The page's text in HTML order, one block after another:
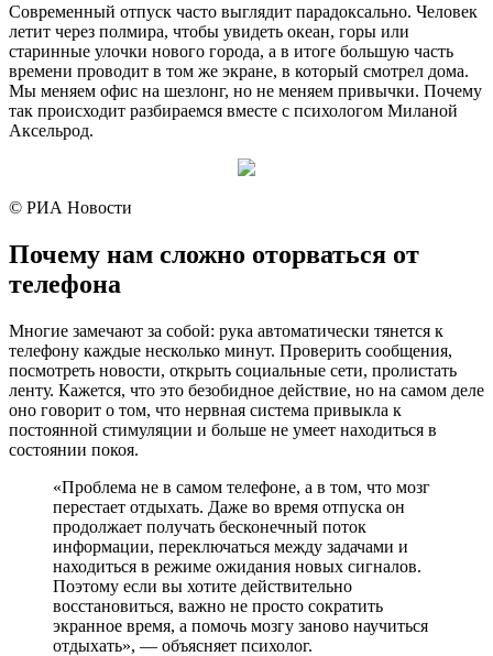
Современный отпуск часто выглядит парадоксально. Человек
летит через полмира, чтобы увидеть океан, горы или
старинные улочки нового города, а в итоге большую часть
времени проводит в том же экране, в который смотрел дома.
Мы меняем офис на шезлонг, но не меняем привычки. Почему
так происходит разбираемся вместе с психологом Миланой
Аксельрод.
© РИА Новости
Почему нам сложно оторваться от
телефона
Многие замечают за собой: рука автоматически тянется к
телефону каждые несколько минут. Проверить сообщения,
посмотреть новости, открыть социальные сети, пролистать
ленту. Кажется, что это безобидное действие, но на самом деле
оно говорит о том, что нервная система привыкла к
постоянной стимуляции и больше не умеет находиться в
состоянии покоя.
«Проблема не в самом телефоне, а в том, что мозг
перестает отдыхать. Даже во время отпуска он
продолжает получать бесконечный поток
информации, переключаться между задачами и
находиться в режиме ожидания новых сигналов.
Поэтому если вы хотите действительно
восстановиться, важно не просто сократить
экранное время, а помочь мозгу заново научиться
отдыхать», — объясняет психолог.